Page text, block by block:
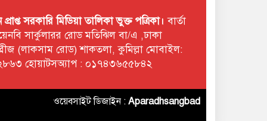
সরকারি মিডিয়া তালিকা ভুক্ত পত্রিকা। বার্তা
সার্কুলারর রোড মতিঝিল বা/এ ,ঢাকা
(লাকসাম রোড) শাকতলা, কুমিল্লা মোবাইল:
হোয়াটসঅ্যাপ : ০১৭৪৩৬৫৫৮৪২
ওয়েবসাইট ডিজাইন : Aparadhsangbad